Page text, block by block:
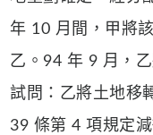
年 10 月間，甲將
乙。94 年 9 月，
試問：乙將土地移
39 條第 4 項規定